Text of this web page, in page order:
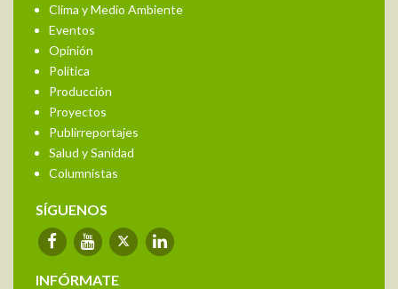
Clima y Medio Ambiente
Eventos
Opinión
Política
Producción
Proyectos
Publirreportajes
Salud y Sanidad
Columnistas
SÍGUENOS
INFÓRMATE